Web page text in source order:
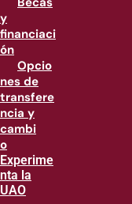
y
financiaci
ón
Opcio
nes de
transfere
ncia y
cambi
o
Experime
nta la
UAO